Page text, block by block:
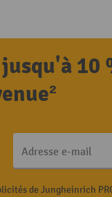
10
Adresse e-mail
de Jungheinrich